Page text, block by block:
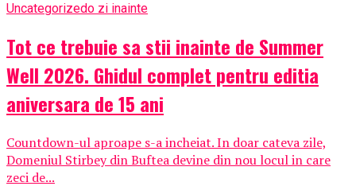
Uncategorizedo zi inainte
Tot ce trebuie sa stii inainte de Summer
Well 2026. Ghidul complet pentru editia
aniversara de 15 ani
Countdown-ul aproape s-a incheiat. In doar cateva zile,
Domeniul Stirbey din Buftea devine din nou locul in care
zeci de...